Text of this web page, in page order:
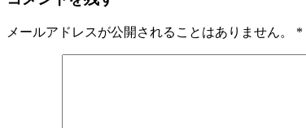
メールアドレスが公開されることはありません。 *